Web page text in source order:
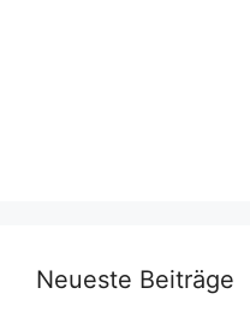
Neueste Beiträge